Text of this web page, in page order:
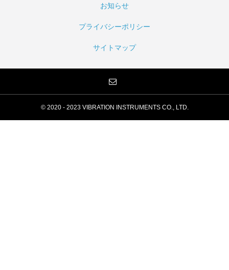
お知らせ
プライバシーポリシー
サイトマップ
© 2020 - 2023 VIBRATION INSTRUMENTS CO., LTD.